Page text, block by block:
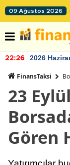
09 Ağustos 2026
22:26 2026
FinansTaksi
23
Gören